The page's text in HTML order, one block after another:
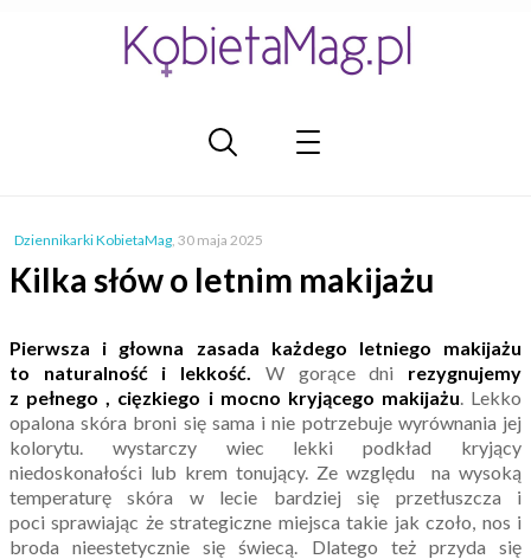
Dziennikarki KobietaMag, 30 maja 2025
Kilka słów o letnim makijażu
Pierwsza i głowna zasada każdego letniego makijażu
to naturalność i lekkość. W gorące dni rezygnujemy
z pełnego , cięzkiego i mocno kryjącego makijażu. Lekko
opalona skóra broni się sama i nie potrzebuje wyrównania jej
kolorytu. wystarczy wiec lekki podkład kryjący
niedoskonałości lub krem tonujący. Ze względu na wysoką
temperaturę skóra w lecie bardziej się przetłuszcza i
poci sprawiając że strategiczne miejsca takie jak czoło, nos i
broda nieestetycznie się świecą. Dlatego też przyda się